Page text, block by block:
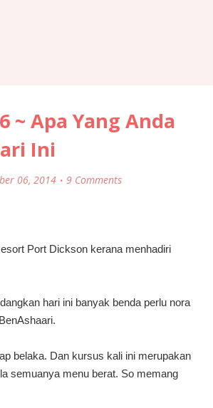
~ Apa Yang Anda
Ini
06, 2014 9 Comments
Port Dickson kerana menhadiri
hari ini banyak benda perlu nora
belaka. Dan kursus kali ini merupakan
semuanya menu berat. So memang